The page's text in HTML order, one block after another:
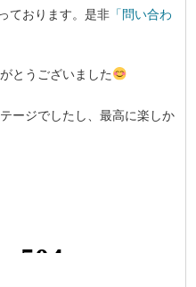
ております。是非 「問い合わ
とうございました
ージでしたし、最高に楽しか